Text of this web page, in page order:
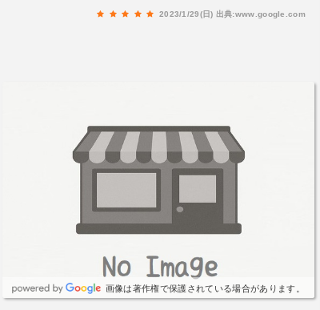
2023/1/29(日) 出典:www.google.com
画像は著作権で保護されている場合があります。